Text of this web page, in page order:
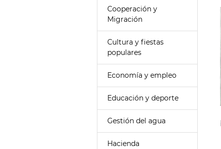
Cooperación y
Migración
Cultura y fiestas
populares
Economía y empleo
Educación y deporte
Gestión del agua
Hacienda